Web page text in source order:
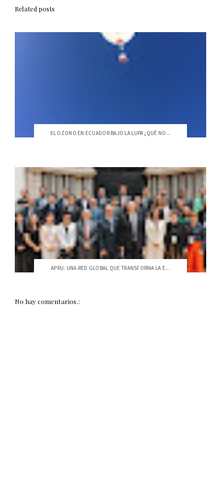
Related posts
EL OZONO EN ECUADOR BAJO LA LUPA ¿QUÉ NO...
APRU: UNA RED GLOBAL QUE TRANSFORMA LA E...
No hay comentarios.: